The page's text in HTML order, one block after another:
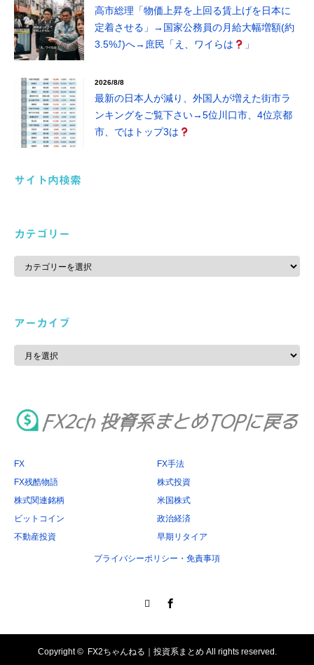
高市総理「物価上昇を上回る賃上げを日本に
定着させる」→国家公務員の月給大幅増額(約
3.5%⤴)へ→庶民「え、ワイらは
」
2026/8/8
最新の日本人が減り、外国人が増えた街市ラ
ンキングをご覧下さい→5位川口市、4位京都
市、ではトップ3は
サイト内検索
カテゴリー
カ
ゴ
アーカイブ
ア
カ
FX
FX手法
FX残酷物語
株式投資
株式関連銘柄
米国株式
ビットコイン
政治経済
不動産投資
早期リタイア
プライバシーポリシー・免責事項
Copyright © FX2ちゃんねる｜投資系まとめ All rights reserved.